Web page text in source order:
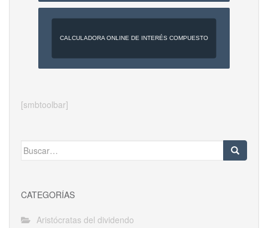
CALCULADORA ONLINE DE INTERÉS COMPUESTO
[smbtoolbar]
Buscar:
CATEGORÍAS
Aristócratas del dividendo